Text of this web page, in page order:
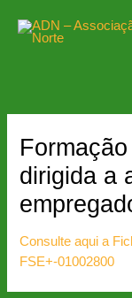
dirigida a
Consulte aqui a
FSE+-01002800